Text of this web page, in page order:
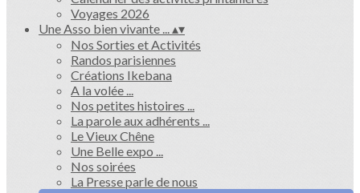
Voyages 2026
Une Asso bien vivante ...▴▾
Nos Sorties et Activités
Randos parisiennes
Créations Ikebana
A la volée ...
Nos petites histoires ...
La parole aux adhérents ...
Le Vieux Chêne
Une Belle expo ...
Nos soirées
La Presse parle de nous